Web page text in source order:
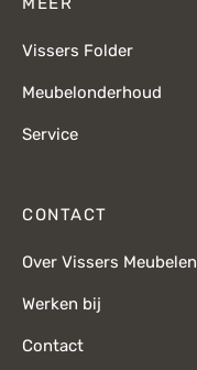
Vissers Folder
Meubelonderhoud
Service
CONTACT
Over Vissers Meubelen
Werken bij
Contact